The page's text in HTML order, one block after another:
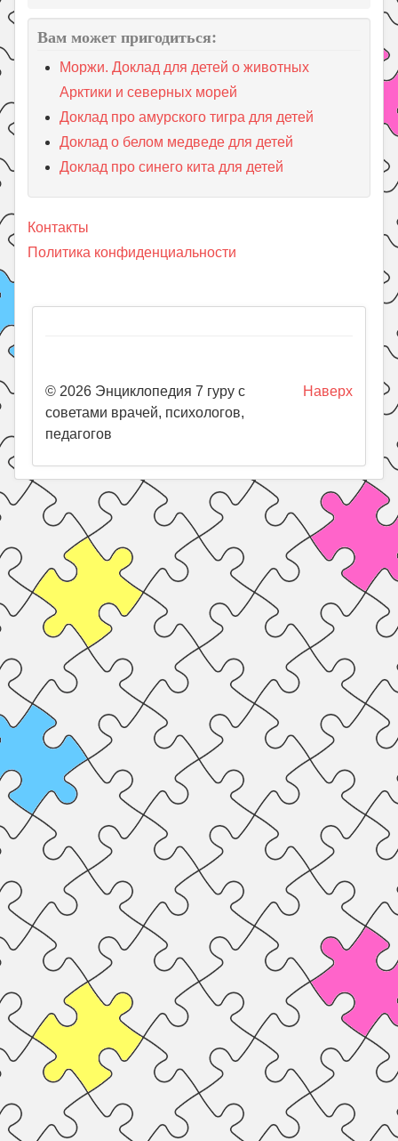
Вам может пригодиться:
Моржи. Доклад для детей о животных
Арктики и северных морей
Доклад про амурского тигра для детей
Доклад о белом медведе для детей
Доклад про синего кита для детей
Контакты
Политика конфиденциальности
Наверх
© 2026 Энциклопедия 7 гуру с
советами врачей, психологов,
педагогов